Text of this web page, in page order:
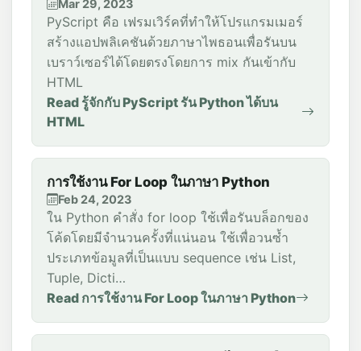
Mar 29, 2023
PyScript คือ เฟรมเวิร์คที่ทำให้โปรแกรมเมอร์
สร้างแอปพลิเคชันด้วยภาษาไพธอนเพื่อรันบน
เบราว์เซอร์ได้โดยตรงโดยการ mix กันเข้ากับ
HTML
Read รู้จักกับ PyScript รัน Python ได้บน
HTML
การใช้งาน For Loop ในภาษา Python
Feb 24, 2023
ใน Python คำสั่ง for loop ใช้เพื่อรันบล็อกของ
โค้ดโดยมีจำนวนครั้งที่แน่นอน ใช้เพื่อวนซ้ำ
ประเภทข้อมูลที่เป็นแบบ sequence เช่น List,
Tuple, Dicti…
Read การใช้งาน For Loop ในภาษา Python